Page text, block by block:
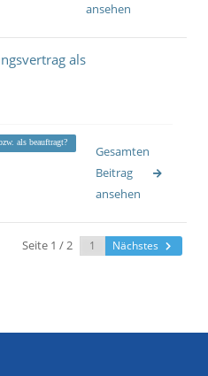
ansehen
als
als beauftragt?
Gesamten
Beitrag
ansehen
Seite 1 / 2 Nächstes